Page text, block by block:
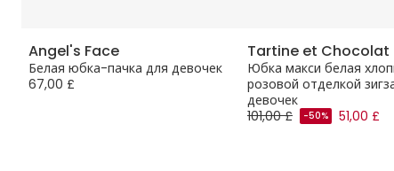
Angel's Face
Белая юбка-пачка для девочек
67,00 £
Tartine et Chocolat
Юбка макси белая
розовой отделкой
девочек
101,00 £
-50% 51,00 £